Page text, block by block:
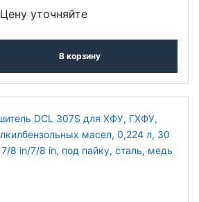
Цену уточняйте
В корзину